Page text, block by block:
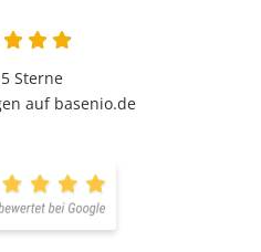
4.9 von 5
Sterne
auf basenio.de
öffnet in neuem Fenster